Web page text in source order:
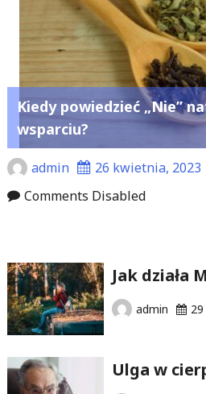
Kiedy powiedzieć „Nie”
wsparciu?
admin
26 kwietnia, 2023
Comments Disabled
Jak działa
admin
Ulga w